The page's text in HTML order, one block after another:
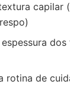
capilar
rotina de